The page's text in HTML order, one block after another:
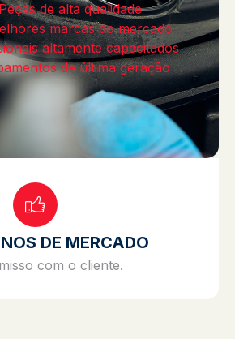
Peças de alta qualidade
marcas do mercado
altamente capacitados
de última geração
DE MERCADO
com o cliente.